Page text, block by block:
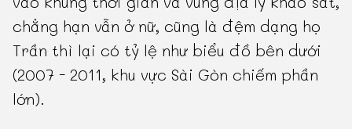
chẳng hạn vẫn ở nữ, cũng là đệm dạng họ
Trần thì lại có tỷ lệ như biểu đồ bên dưới
(2007 - 2011, khu vực Sài Gòn chiếm phần
lớn).